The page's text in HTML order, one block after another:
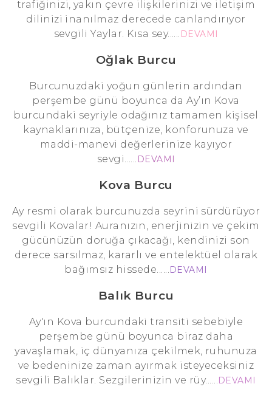
trafiğinizi, yakın çevre ilişkilerinizi ve iletişim
dilinizi inanılmaz derecede canlandırıyor
sevgili Yaylar. Kısa sey...... DEVAMI
Oğlak Burcu
Burcunuzdaki yoğun günlerin ardından
perşembe günü boyunca da Ay’ın Kova
burcundaki seyriyle odağınız tamamen kişisel
kaynaklarınıza, bütçenize, konforunuza ve
maddi-manevi değerlerinize kayıyor
sevgi...... DEVAMI
Kova Burcu
Ay resmi olarak burcunuzda seyrini sürdürüyor
sevgili Kovalar! Auranızın, enerjinizin ve çekim
gücünüzün doruğa çıkacağı, kendinizi son
derece sarsılmaz, kararlı ve entelektüel olarak
bağımsız hissede......DEVAMI
Balık Burcu
Ay'ın Kova burcundaki transiti sebebiyle
perşembe günü boyunca biraz daha
yavaşlamak, iç dünyanıza çekilmek, ruhunuza
ve bedeninize zaman ayırmak isteyeceksiniz
sevgili Balıklar. Sezgilerinizin ve rüy......DEVAMI